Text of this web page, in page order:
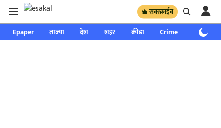
सबस्क्राईब
Epaper ताज्या देश शहर क्रीडा Crime साप्ताहिक